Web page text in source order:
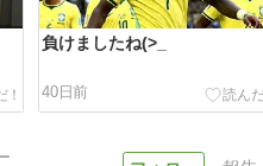
負けましたね(>_
40日前